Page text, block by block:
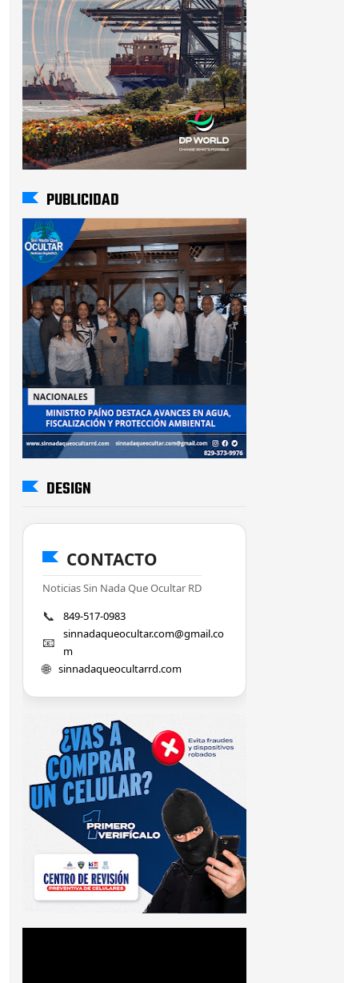
PUBLICIDAD
DESIGN
CONTACTO
Noticias Sin Nada Que Ocultar RD
📞 849-517-0983
📧
sinnadaqueocultar.com@gmail.co
m
🌐 sinnadaqueocultarrd.com